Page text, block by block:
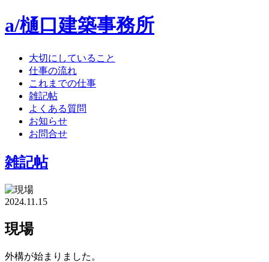
a/樋口建築事務所
大切にしていること
仕事の流れ
これまでの仕事
雑記帖
よくある質問
お知らせ
お問合せ
雑記帖
2024.11.15
現場
外構が始まりました。